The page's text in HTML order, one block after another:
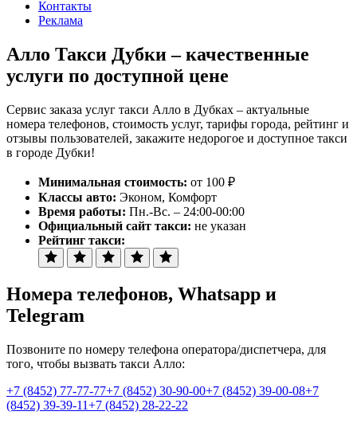
Контакты
Реклама
Алло Такси Дубки– качественные
услуги по доступной цене
Сервис заказа услуг такси Алло в Дубках – актуальные
номера телефонов, стоимость услуг, тарифы города, рейтинг и
отзывы пользователей, закажите недорогое и доступное такси
в городе Дубки!
Минимальная стоимость: от 100 ₽
Классы авто: Эконом, Комфорт
Время работы: Пн.-Вс. – 24:00-00:00
Официальный сайт такси: не указан
Рейтинг такси:
Номера телефонов, Whatsapp и
Telegram
Позвоните по номеру телефона оператора/диспетчера, для
того, чтобы вызвать такси Алло:
+7 (8452) 77-77-77+7 (8452) 30-90-00+7 (8452) 39-00-08+7
(8452) 39-39-11+7 (8452) 28-22-22